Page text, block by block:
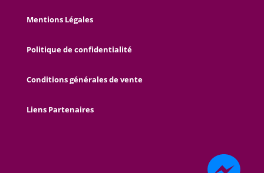
Mentions Légales
Politique de confidentialité
Conditions générales de vente
Liens Partenaires